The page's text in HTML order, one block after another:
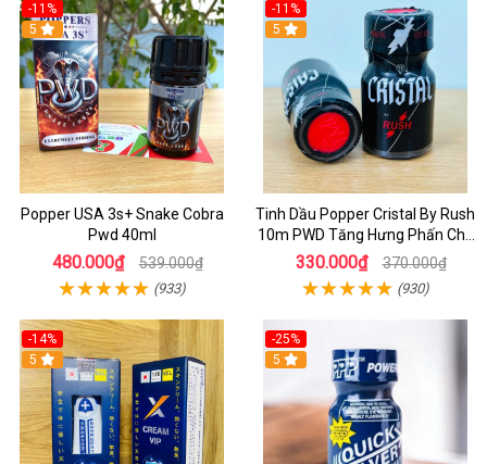
-11%
5
Popper USA 3s+ Snake Cobra
Pwd 40ml
480.000₫ 539.000₫
(933)
-11%
5
Tinh Dầu Popper Cristal By Rush
10m PWD Tăng Hưng Phấn Cho
Top Bot
330.000₫ 370.000₫
(930)
-14%
5
-25%
5